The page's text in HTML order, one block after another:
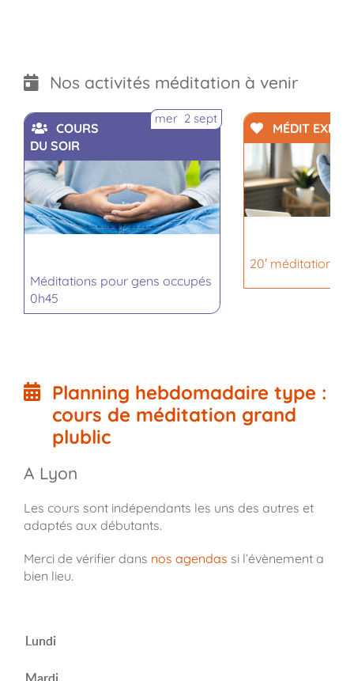
Nos activités méditation à venir
COURS
DU SOIR
mer 2 sept
Méditations pour gens occupés
0h45
MÉDIT
20′ méditation
Planning hebdomadaire type :
cours de méditation grand
plublic
A Lyon
Les cours sont indépendants les uns des autres et
adaptés aux débutants.
Merci de vérifier dans nos agendas si l’évènement a
bien lieu.
Lundi
Mardi